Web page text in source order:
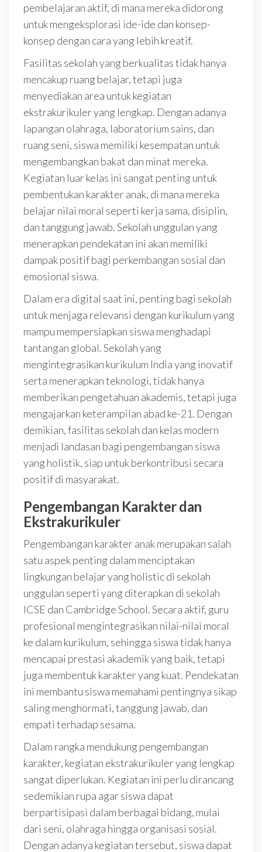
pembelajaran aktif, di mana mereka didorong
untuk mengeksplorasi ide-ide dan konsep-
konsep dengan cara yang lebih kreatif.
Fasilitas sekolah yang berkualitas tidak hanya
mencakup ruang belajar, tetapi juga
menyediakan area untuk kegiatan
ekstrakurikuler yang lengkap. Dengan adanya
lapangan olahraga, laboratorium sains, dan
ruang seni, siswa memiliki kesempatan untuk
mengembangkan bakat dan minat mereka.
Kegiatan luar kelas ini sangat penting untuk
pembentukan karakter anak, di mana mereka
belajar nilai moral seperti kerja sama, disiplin,
dan tanggung jawab. Sekolah unggulan yang
menerapkan pendekatan ini akan memiliki
dampak positif bagi perkembangan sosial dan
emosional siswa.
Dalam era digital saat ini, penting bagi sekolah
untuk menjaga relevansi dengan kurikulum yang
mampu mempersiapkan siswa menghadapi
tantangan global. Sekolah yang
mengintegrasikan kurikulum India yang inovatif
serta menerapkan teknologi, tidak hanya
memberikan pengetahuan akademis, tetapi juga
mengajarkan keterampilan abad ke-21. Dengan
demikian, fasilitas sekolah dan kelas modern
menjadi landasan bagi pengembangan siswa
yang holistik, siap untuk berkontribusi secara
positif di masyarakat.
Pengembangan Karakter dan
Ekstrakurikuler
Pengembangan karakter anak merupakan salah
satu aspek penting dalam menciptakan
lingkungan belajar yang holistic di sekolah
unggulan seperti yang diterapkan di sekolah
ICSE dan Cambridge School. Secara aktif, guru
profesional mengintegrasikan nilai-nilai moral
ke dalam kurikulum, sehingga siswa tidak hanya
mencapai prestasi akademik yang baik, tetapi
juga membentuk karakter yang kuat. Pendekatan
ini membantu siswa memahami pentingnya sikap
saling menghormati, tanggung jawab, dan
empati terhadap sesama.
Dalam rangka mendukung pengembangan
karakter, kegiatan ekstrakurikuler yang lengkap
sangat diperlukan. Kegiatan ini perlu dirancang
sedemikian rupa agar siswa dapat
berpartisipasi dalam berbagai bidang, mulai
dari seni, olahraga hingga organisasi sosial.
Dengan adanya kegiatan tersebut, siswa dapat